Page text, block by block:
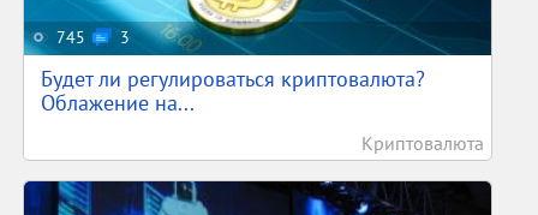
745 3
Будет ли регулироваться криптовалюта?
Облажение на...
Криптовалюта